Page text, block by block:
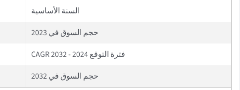
السنة الأساسية
حجم السوق في 2023
فترة التوقع 2024 - 2032 CAGR
حجم السوق في 2032